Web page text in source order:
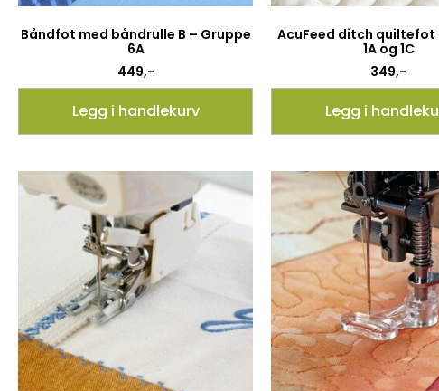
Båndfot med båndrulle B – Gruppe
6A
449,-
Legg i handlekurv
AcuFeed ditch quiltefot
1A og 1C
349,-
Legg i